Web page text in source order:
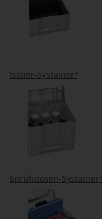
Isolier-Systainer³
Sprühdosen-Systainer³